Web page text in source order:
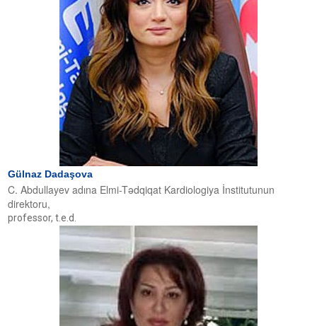
Gülnaz Dadaşova
C. Abdullayev adına Elmi-Tədqiqat Kardiologiya İnstitutunun
direktoru,
professor, t.e.d.